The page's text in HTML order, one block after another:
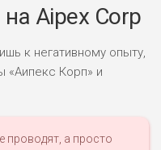
Aipex Corp
к негативному опыту,
«Аипекс Корп» и
проводят, а просто